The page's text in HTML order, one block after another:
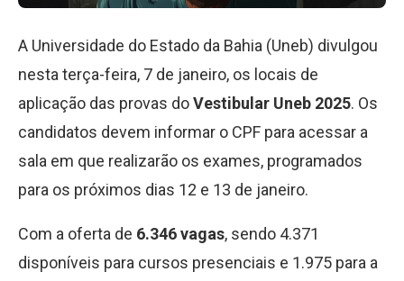
A Universidade do Estado da Bahia (Uneb) divulgou
nesta terça-feira, 7 de janeiro, os locais de
aplicação das provas doVestibular Uneb 2025. Os
candidatos devem informar o CPF para acessar a
sala em que realizarão os exames, programados
para os próximos dias 12 e 13 de janeiro.
Com a oferta de 6.346 vagas, sendo 4.371
disponíveis para cursos presenciais e 1.975 para a